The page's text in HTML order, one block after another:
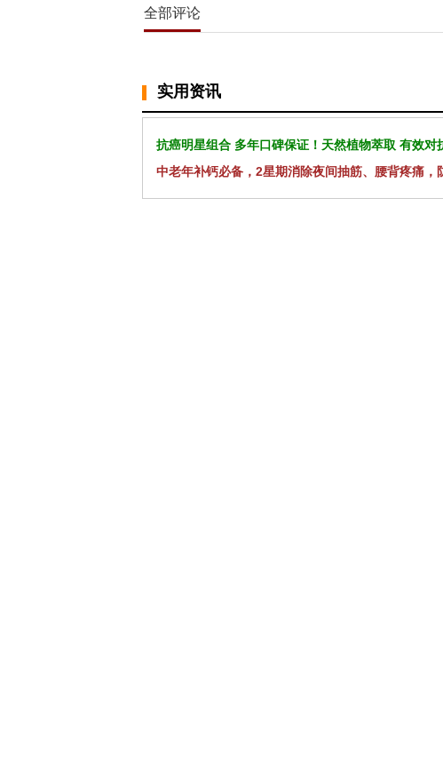
全部评论
实用资讯
抗癌明星组合 多年口碑保证！天然植物萃取 有效对
中老年补钙必备，2星期消除夜间抽筋、腰背疼痛，